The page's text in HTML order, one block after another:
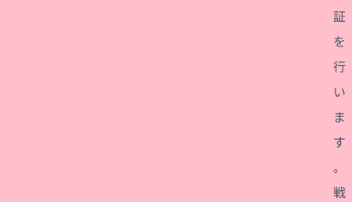
証
を
行
い
ま
す
。
戦